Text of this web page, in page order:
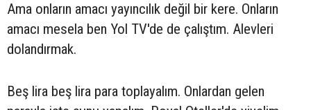
Ama onların amacı yayıncılık değil bir kere. Onların
amacı mesela ben Yol TV'de de çalıştım. Alevleri
dolandırmak.
Beş lira beş lira para toplayalım. Onlardan gelen